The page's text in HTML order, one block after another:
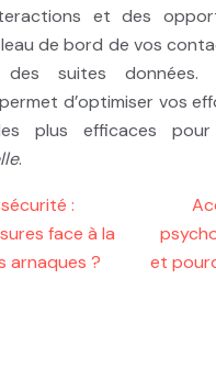
et des
de bord de vos
suites données.
d’optimiser vos
plus efficaces
.
:
face à la
arnaques ?
et